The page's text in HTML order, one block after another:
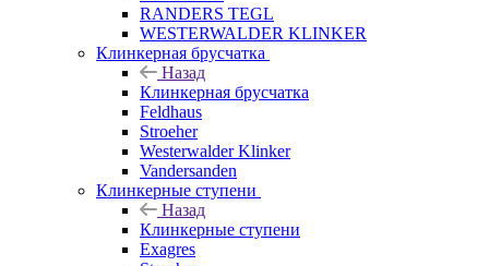
RANDERS TEGL
WESTERWALDER KLINKER
Клинкерная брусчатка
Назад
Клинкерная брусчатка
Feldhaus
Stroeher
Westerwalder Klinker
Vandersanden
Клинкерные ступени
Назад
Клинкерные ступени
Exagres